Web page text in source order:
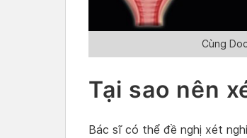
Cùng
Tại sao nên
Bác sĩ có thể đề nghị xét